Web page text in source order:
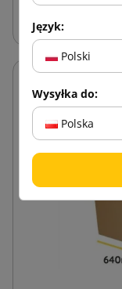
Język:
Polski
Wysyłka do:
Polska